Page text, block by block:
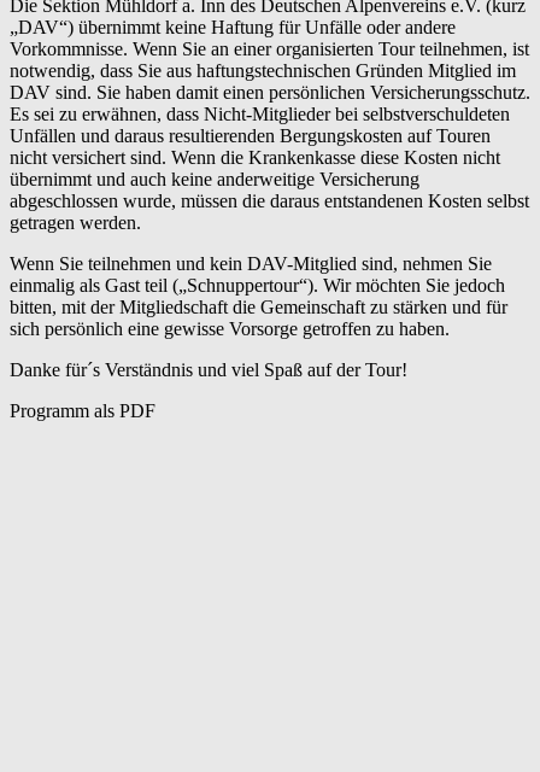
Die Sektion Mühldorf a. Inn des Deutschen Alpenvereins e.V. (kurz
„DAV“) übernimmt keine Haftung für Unfälle oder andere
Vorkommnisse. Wenn Sie an einer organisierten Tour teilnehmen, ist
notwendig, dass Sie aus haftungstechnischen Gründen Mitglied im
DAV sind. Sie haben damit einen persönlichen Versicherungsschutz.
Es sei zu erwähnen, dass Nicht-Mitglieder bei selbstverschuldeten
Unfällen und daraus resultierenden Bergungskosten auf Touren
nicht versichert sind. Wenn die Krankenkasse diese Kosten nicht
übernimmt und auch keine anderweitige Versicherung
abgeschlossen wurde, müssen die daraus entstandenen Kosten selbst
getragen werden.
Wenn Sie teilnehmen und kein DAV-Mitglied sind, nehmen Sie
einmalig als Gast teil („Schnuppertour“). Wir möchten Sie jedoch
bitten, mit der Mitgliedschaft die Gemeinschaft zu stärken und für
sich persönlich eine gewisse Vorsorge getroffen zu haben.
Danke für´s Verständnis und viel Spaß auf der Tour!
Programm als PDF